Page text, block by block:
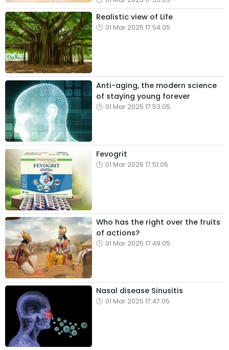
Realistic view of Life
01 Mar 2025 17:54:05
Anti-aging, the modern science
of staying young forever
01 Mar 2025 17:53:05
Fevogrit
01 Mar 2025 17:51:05
Who has the right over the fruits
of actions?
01 Mar 2025 17:49:05
Nasal disease Sinusitis
01 Mar 2025 17:47:05